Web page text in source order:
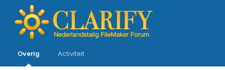
Overig Activiteit